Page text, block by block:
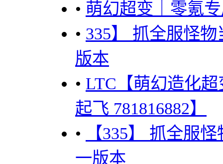
• 萌幻超变｜零氪
• 335】 抓全服怪
版本
• LTC【萌幻造化
起飞 781816882】
•
【335】 抓全服
一版本